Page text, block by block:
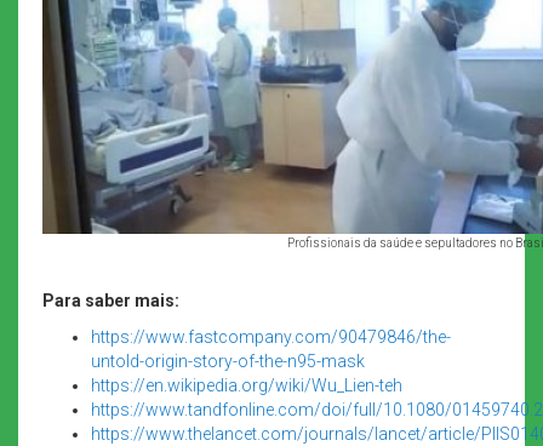
Profissionais da saúde e sepultadores no
Para saber mais:
https://www.fastcompany.com/90479846/the-
untold-origin-story-of-the-n95-mask
https://en.wikipedia.org/wiki/Wu_Lien-teh
https://www.tandfonline.com/doi/full/10.1080/
https://www.thelancet.com/journals/lancet/article/